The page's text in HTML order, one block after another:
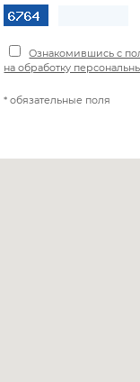
Ознакомившись с
на обработку
* обязательные поля